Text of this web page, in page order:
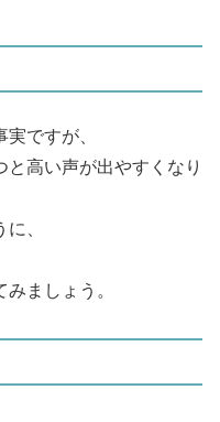
ですが、
高い声が出やすくなり
、
ましょう。